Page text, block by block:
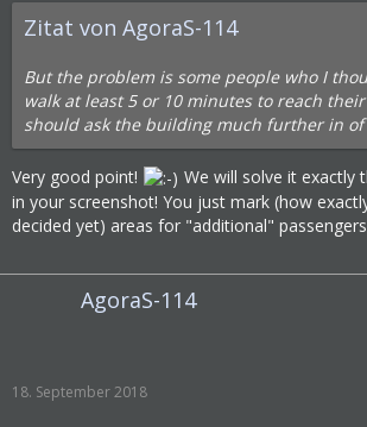
Zitat von AgoraS-114
But the problem is some people who I
walk at least 5 or 10 minutes to reach their
should ask the building much further in of
Very good point!
We will solve it exactly
in your screenshot! You just mark (how
decided yet) areas for "additional"
AgoraS-114
18. September 2018